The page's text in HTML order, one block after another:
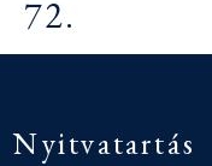
72.
Nyitvatartás